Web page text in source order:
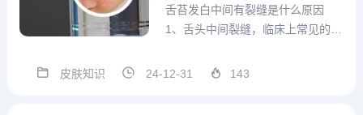
舌苔发白中间有裂缝是什么原因
1、舌头中间裂缝，临床上常见的原
是一种原因不明的舌苔改变。临床
皮肤知识 24-12-31 143